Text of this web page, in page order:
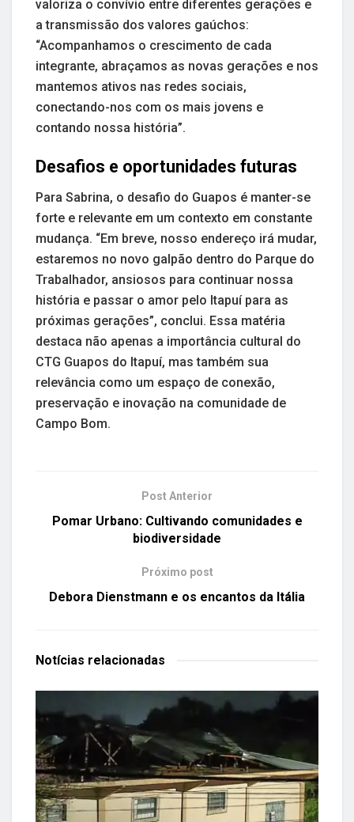
valoriza o convívio entre diferentes gerações e
a transmissão dos valores gaúchos:
“Acompanhamos o crescimento de cada
integrante, abraçamos as novas gerações e nos
mantemos ativos nas redes sociais,
conectando-nos com os mais jovens e
contando nossa história”.
Desafios e oportunidades futuras
Para Sabrina, o desafio do Guapos é manter-se
forte e relevante em um contexto em constante
mudança. “Em breve, nosso endereço irá mudar,
estaremos no novo galpão dentro do Parque do
Trabalhador, ansiosos para continuar nossa
história e passar o amor pelo Itapuí para as
próximas gerações”, conclui. Essa matéria
destaca não apenas a importância cultural do
CTG Guapos do Itapuí, mas também sua
relevância como um espaço de conexão,
preservação e inovação na comunidade de
Campo Bom.
Post Anterior
Pomar Urbano: Cultivando comunidades e
biodiversidade
Próximo post
Debora Dienstmann e os encantos da Itália
Notícias relacionadas